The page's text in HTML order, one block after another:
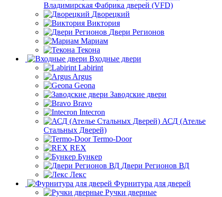
Владимирская Фабрика дверей (VFD)
Дворецкий
Виктория
Двери Регионов
Мариам
Текона
Входные двери
Labirint
Argus
Geona
Заводские двери
Bravo
Intecron
АСД (Ателье
Стальных Дверей)
Termo-Door
REX
Бункер
Двери Регионов ВД
Лекс
Фурнитура для дверей
Ручки дверные